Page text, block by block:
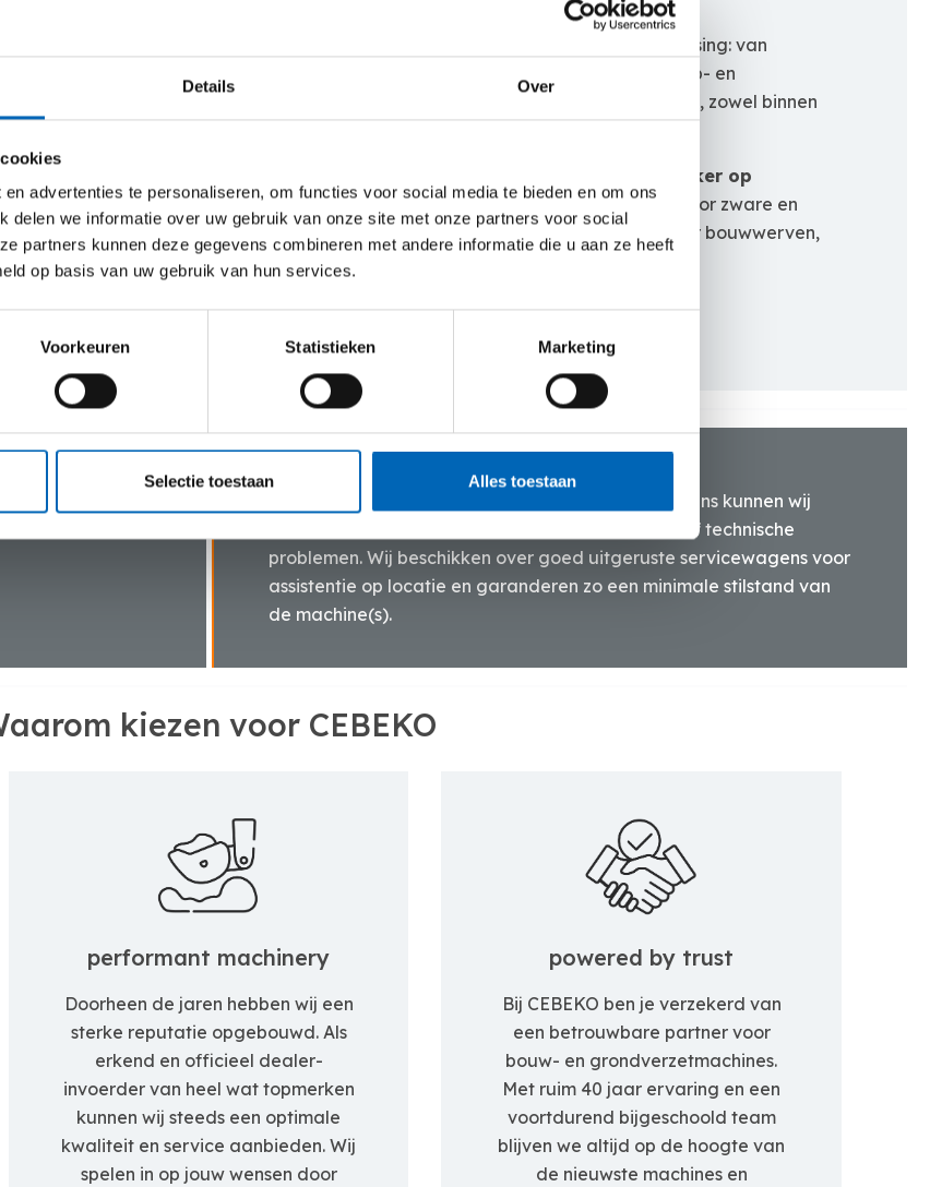
Details Over
advertenties te personaliseren, om functies voor social media te bieden en om ons
delen we informatie over uw gebruik van onze site met onze partners voor social
partners kunnen deze gegevens combineren met andere informatie die u aan ze heeft
op basis van uw gebruik van hun services.
Voorkeuren Statistieken Marketing
Selectie toestaan Alles toestaan
zoek
voor de
met ons
jou een
er nog
Bij CEBEKO huur je hoogwerkers voor elke toepassing: van
compacte spinhoogwerkers tot robuuste telescoop- en
knikmodellen. Veilig en efficiënt werken op hoogte, zowel binnen
telescoophoogwerker op
rupsbandenmet werkhoogte van 26 m. Ideaal voor zware en
ruwe terreinomstandigheden. Uiterst geschikt voor bouwwerven,
infrastructuur en industriële toepassingen.
leveren van
Dankzij onze eigen transportdienst en servicewagens kunnen wij
steeds snel schakelen bij last minute bestellingen of technische
problemen. Wij beschikken over goed uitgeruste servicewagens voor
assistentie op locatie en garanderen zo een minimale stilstand van
de machine(s).
kiezen voor CEBEKO
performant machinery
Doorheen de jaren hebben wij een
sterke reputatie opgebouwd. Als
erkend en officieel dealer-
invoerder van heel wat topmerken
kunnen wij steeds een optimale
kwaliteit en service aanbieden. Wij
spelen in op jouw wensen door
powered by trust
Bij CEBEKO ben je verzekerd van
een betrouwbare partner voor
bouw- en grondverzetmachines.
Met ruim 40 jaar ervaring en een
voortdurend bijgeschoold team
blijven we altijd op de hoogte van
de nieuwste machines en